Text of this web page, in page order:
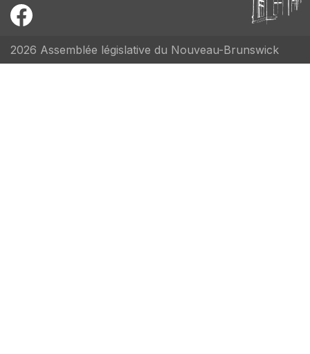
2026 Assemblée législative du Nouveau-Brunswick